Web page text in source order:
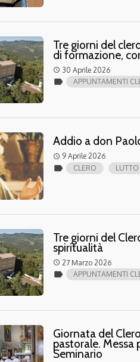
Tre giorni del
di formazione,
access_time 30 Aprile 2026
label APPUNTAMENTI
Addio a don
access_time 9 Aprile 2026
label CLERO LUTTO
Tre giorni del
spiritualità
access_time 27 Marzo 2026
label APPUNTAMENTI
Giornata del
pastorale. Messa
Seminario